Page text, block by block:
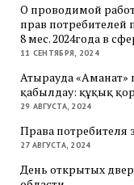
О проводимой
прав потребителей
8 мес. 2024года в
11 СЕНТЯБРЯ, 2024
Атырауда
қабылдау: құқық
29 АВГУСТА, 2024
Права
27 АВГУСТА, 2024
День открытых